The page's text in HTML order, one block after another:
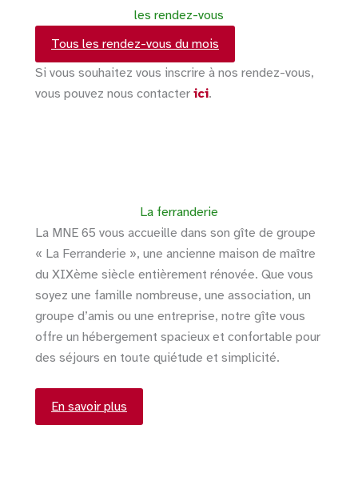
les rendez-vous
Tous les rendez-vous du mois
Si vous souhaitez vous inscrire à nos rendez-vous,
vous pouvez nous contacter ici.
La ferranderie
La MNE 65 vous accueille dans son gîte de groupe
« La Ferranderie », une ancienne maison de maître
du XIXème siècle entièrement rénovée. Que vous
soyez une famille nombreuse, une association, un
groupe d’amis ou une entreprise, notre gîte vous
offre un hébergement spacieux et confortable pour
des séjours en toute quiétude et simplicité.
En savoir plus